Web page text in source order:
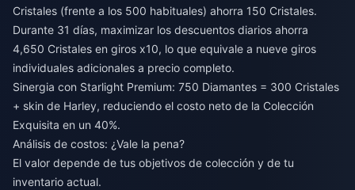
Cristales (frente a los 500 habituales) ahorra 150 Cristales.
Durante 31 días, maximizar los descuentos diarios ahorra
4,650 Cristales en giros x10, lo que equivale a nueve giros
individuales adicionales a precio completo.
Sinergia con Starlight Premium: 750 Diamantes = 300 Cristales
+ skin de Harley, reduciendo el costo neto de la Colección
Exquisita en un 40%.
Análisis de costos: ¿Vale la pena?
El valor depende de tus objetivos de colección y de tu
inventario actual.